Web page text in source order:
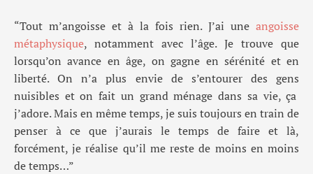
“Tout m’angoisse et à la fois rien. J’ai une angoisse
métaphysique, notamment avec l’âge.Je trouve que
lorsqu’on avance en âge, ongagne en sérénité et en
liberté. On n’a plus envie de s’entourer des gens
nuisibles et on fait un grand ménage dans sa vie,ça
j’adore.Mais en même temps, je suis toujours en train de
penser à ce que j’aurais le temps de faire et là,
forcément,je réalise qu’il me restede moins enmoins
de temps…”